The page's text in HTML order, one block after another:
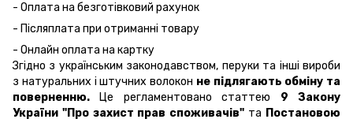
- Оплата на безготівковий рахунок
- Післяплата при отриманні товару
- Онлайн оплата на картку
Згідно з українським законодавством, перуки та інші вироби
з натуральних і штучних волокон не підлягають обміну та
поверненню. Це регламентовано статтею 9 Закону
України "Про захист прав споживачів" та Постановою